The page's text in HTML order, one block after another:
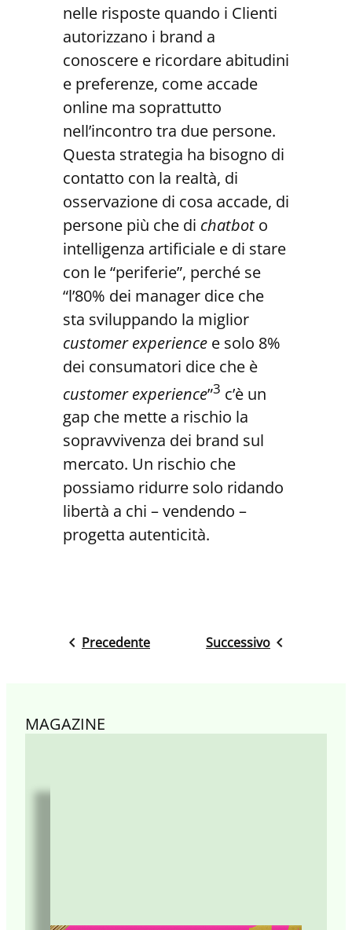
nelle risposte quando i Clienti
autorizzano i brand a
conoscere e ricordare abitudini
e preferenze, come accade
online ma soprattutto
nell’incontro tra due persone.
Questa strategia ha bisogno di
contatto con la realtà, di
osservazione di cosa accade, di
persone più che di chatbot o
intelligenza artificiale e di stare
con le “periferie”, perché se
“l’80% dei manager dice che
sta sviluppando la miglior
customer experience e solo 8%
dei consumatori dice che è
customer experience”3 c’è un
gap che mette a rischio la
sopravvivenza dei brand sul
mercato. Un rischio che
possiamo ridurre solo ridando
libertà a chi – vendendo –
progetta autenticità.
Precedente Successivo
MAGAZINE